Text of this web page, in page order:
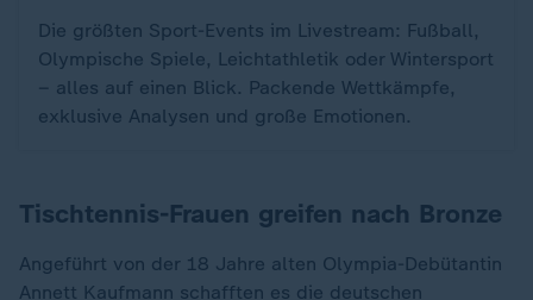
Die größten Sport-Events im Livestream: Fußball,
Olympische Spiele, Leichtathletik oder Wintersport
– alles auf einen Blick. Packende Wettkämpfe,
exklusive Analysen und große Emotionen.
Tischtennis-Frauen greifen nach Bronze
Angeführt von der 18 Jahre alten Olympia-Debütantin
Annett Kaufmann schafften es die deutschen